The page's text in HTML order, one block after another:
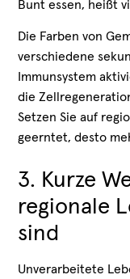
Bunt essen, heißt
Die Farben von
verschiedene
Immunsystem
die
Setzen Sie auf
geerntet, desto
3. Kurze
regionale
sind
Unverarbeitete